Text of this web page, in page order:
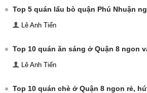
Top 5 quán lẩu bò quận Phú Nhuận
Lê Anh Tiến
Top 10 quán ăn sáng ở Quận 8 ngon
Lê Anh Tiến
Top 10 quán chè ở Quận 8 ngon rẻ,